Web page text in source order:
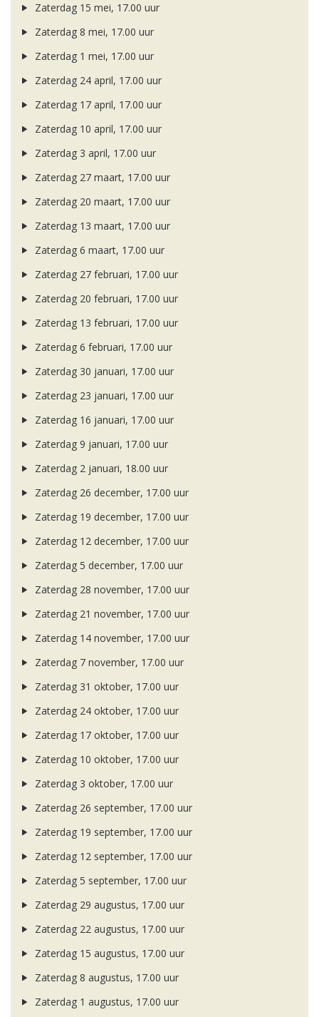
Zaterdag 15 mei, 17.00 uur
Zaterdag 8 mei, 17.00 uur
Zaterdag 1 mei, 17.00 uur
Zaterdag 24 april, 17.00 uur
Zaterdag 17 april, 17.00 uur
Zaterdag 10 april, 17.00 uur
Zaterdag 3 april, 17.00 uur
Zaterdag 27 maart, 17.00 uur
Zaterdag 20 maart, 17.00 uur
Zaterdag 13 maart, 17.00 uur
Zaterdag 6 maart, 17.00 uur
Zaterdag 27 februari, 17.00 uur
Zaterdag 20 februari, 17.00 uur
Zaterdag 13 februari, 17.00 uur
Zaterdag 6 februari, 17.00 uur
Zaterdag 30 januari, 17.00 uur
Zaterdag 23 januari, 17.00 uur
Zaterdag 16 januari, 17.00 uur
Zaterdag 9 januari, 17.00 uur
Zaterdag 2 januari, 18.00 uur
Zaterdag 26 december, 17.00 uur
Zaterdag 19 december, 17.00 uur
Zaterdag 12 december, 17.00 uur
Zaterdag 5 december, 17.00 uur
Zaterdag 28 november, 17.00 uur
Zaterdag 21 november, 17.00 uur
Zaterdag 14 november, 17.00 uur
Zaterdag 7 november, 17.00 uur
Zaterdag 31 oktober, 17.00 uur
Zaterdag 24 oktober, 17.00 uur
Zaterdag 17 oktober, 17.00 uur
Zaterdag 10 oktober, 17.00 uur
Zaterdag 3 oktober, 17.00 uur
Zaterdag 26 september, 17.00 uur
Zaterdag 19 september, 17.00 uur
Zaterdag 12 september, 17.00 uur
Zaterdag 5 september, 17.00 uur
Zaterdag 29 augustus, 17.00 uur
Zaterdag 22 augustus, 17.00 uur
Zaterdag 15 augustus, 17.00 uur
Zaterdag 8 augustus, 17.00 uur
Zaterdag 1 augustus, 17.00 uur